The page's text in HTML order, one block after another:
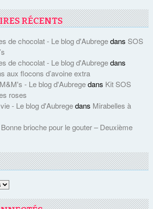
RÉCENTS
de chocolat - Le blog d'Aubregedans SOS
de chocolat - Le blog d'Aubregedans
aux flocons d’avoine extra
- Le blog d'Aubregedans Kit SOS
roses
- Le blog d'Aubregedans Mirabelles à
Bonne brioche pour le gouter – Deuxième